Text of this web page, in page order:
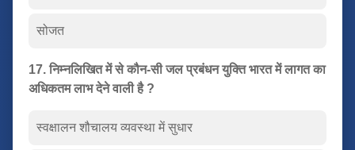
सोजत
17. निम्नलिखित में से कौन-सी जल प्रबंधन युक्ति भारत में लागत का
अधिकतम लाभ देने वाली है ?
स्वक्षालन शौचालय व्यवस्था में सुधार